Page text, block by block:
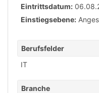
Eintrittsdatum:
Einstiegsebene:
Berufsfelder
IT
Branche